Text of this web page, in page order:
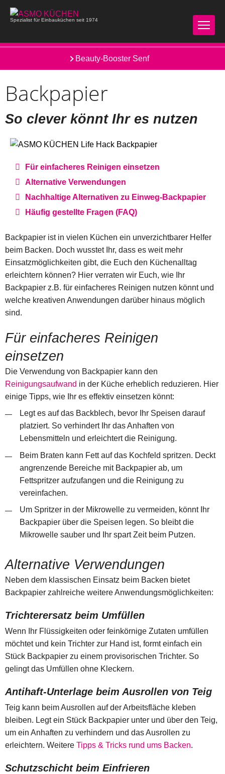
Spezialist für Einbauküchen seit 1974
Beauty-Booster Senf
Backpapier
So clever könnt Ihr es nutzen
Für einfacheres Reinigen einsetzen
Alternative Verwendungen
Nachhaltige Alternativen zu Einweg-Backpapier
Häufig gestellte Fragen (FAQ)
Backpapier ist in vielen Küchen ein unverzichtbarer Helfer
beim Backen. Doch wusstet Ihr, dass es weit mehr
Einsatzmöglichkeiten gibt, die Euch den Küchenalltag
erleichtern können? Hier verraten wir Euch, wie Ihr
Backpapier z.B. für einfacheres Reinigen nutzen könnt und
welche kreativen Anwendungen darüber hinaus möglich
sind.
Für einfacheres Reinigen
einsetzen
Die Verwendung von Backpapier kann den
Reinigungsaufwand in der Küche erheblich reduzieren. Hier
einige Tipps, wie Ihr es effektiv einsetzen könnt:
Legt es auf das Backblech, bevor Ihr Speisen darauf
platziert. So verhindert Ihr das Anhaften von
Lebensmitteln und erleichtert die Reinigung.
Beim Braten kann Fett auf das Kochfeld spritzen. Deckt
angrenzende Bereiche mit Backpapier ab, um
Fettspritzer aufzufangen und die Reinigung zu
vereinfachen.
Um Spritzer in der Mikrowelle zu vermeiden, könnt Ihr
Backpapier über die Speisen legen. So bleibt die
Mikrowelle sauber und Ihr spart Zeit beim Putzen.
Alternative Verwendungen
Neben dem klassischen Einsatz beim Backen bietet
Backpapier zahlreiche weitere Anwendungsmöglichkeiten:
Trichterersatz beim Umfüllen
Wenn Ihr Flüssigkeiten oder feinkörnige Zutaten umfüllen
möchtet und kein Trichter zur Hand ist, formt einfach ein
Stück Backpapier zu einem provisorischen Trichter. So
gelingt das Umfüllen ohne Kleckern.
Antihaft-Unterlage beim Ausrollen von Teig
Teig kann beim Ausrollen auf der Arbeitsfläche kleben
bleiben. Legt ein Stück Backpapier unter und über den Teig,
um ein Anhaften zu verhindern und das Ausrollen zu
erleichtern. Weitere Tipps & Tricks rund ums Backen.
Schutzschicht beim Einfrieren